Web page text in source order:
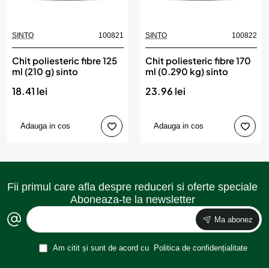
SINTO 100821
Chit poliesteric fibre 125
ml (210 g) sinto
18.41 lei
Adauga in cos
SINTO 100822
Chit poliesteric fibre 170
ml (0.290 kg) sinto
23.96 lei
Adauga in cos
Fii primul care afla despre reduceri si oferte speciale
Aboneaza-te la newsletter
Ma abonez
Am citit și sunt de acord cu Politica de confidențialitate